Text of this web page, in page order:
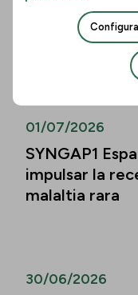
persones de
01/07/2026
SYNGAP1
impulsar la
malaltia rara
30/06/2026